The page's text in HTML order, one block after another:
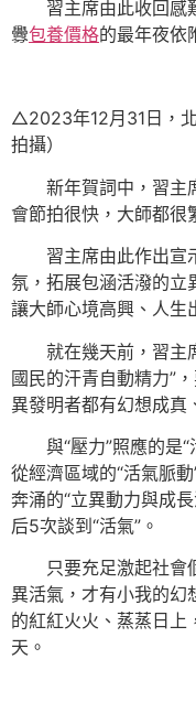
習主席由此收回感
釁包養價格的最年夜依
△2023年12月31日，
拍攝）
新年賀詞中，習主
會節拍很快，大師都很
習主席由此作出宣
氛，拓展包涵活潑的立
讓大師心境高興、人生
就在幾天前，習主
國民的汗青自動精力”
異發明者都有幻想成真
與“壓力”照應的是
從經濟區域的“活氣脈
奔涌的“立異動力與成
后5次談到“活氣”。
只要充足激起社會
異活氣，才有小我的幻
的紅紅火火、蒸蒸日上
天。